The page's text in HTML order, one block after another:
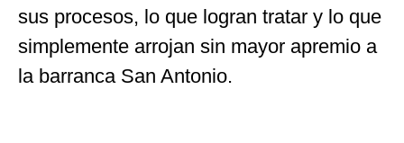
sus procesos, lo que logran tratar y lo que
simplemente arrojan sin mayor apremio a
la barranca San Antonio.